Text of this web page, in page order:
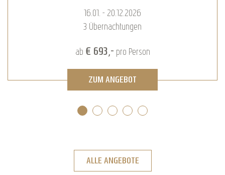
16.01. - 20.12.2026
2 Übernachtungen
ab € 472,- pro Person
ZUM ANGEBOT
ALLE ANGEBOTE